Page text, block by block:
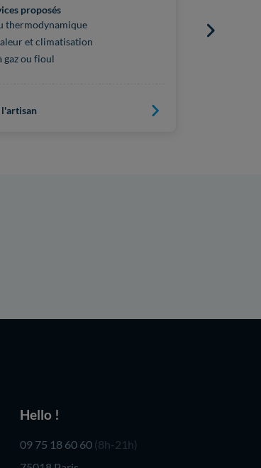
proposés
thermodynamique
et climatisation
gaz ou fioul
Hello !
09 75 18 60 60 (8h-21h)